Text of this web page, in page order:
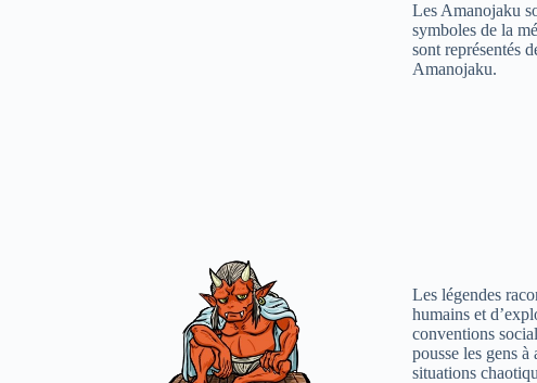
Les Amanojaku
symboles de la
sont représentés
Amanojaku.
Les légendes
humains et
conventions
pousse les gens
situations